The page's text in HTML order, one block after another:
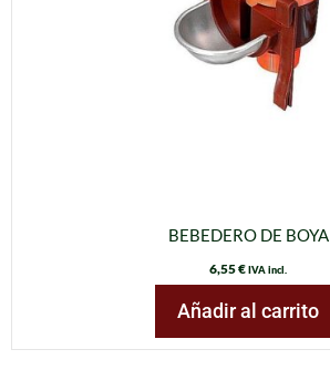
BEBEDERO DE BOYA
6,55€IVA incl.
Añadir al carrito